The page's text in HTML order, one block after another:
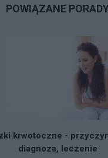
POWIĄZANE
krwotoczne -
diagnoza, leczenie